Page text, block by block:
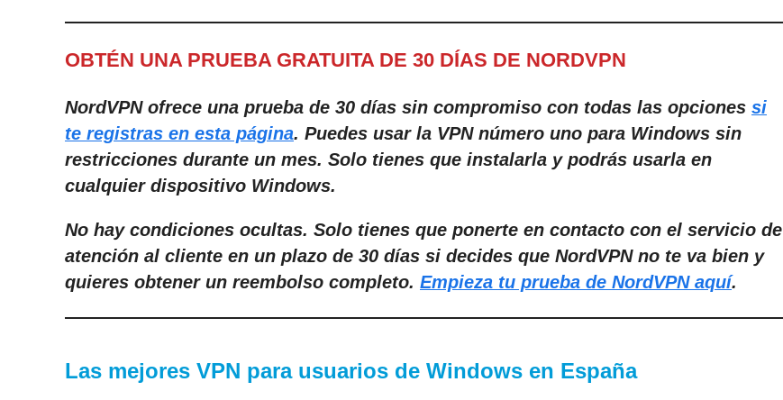
OBTÉN UNA PRUEBA GRATUITA DE 30 DÍAS DE NORDVPN
NordVPN ofrece una prueba de 30 días sin compromiso con todas las opciones si
te registras en esta página. Puedes usar la VPN número uno para Windows sin
restricciones durante un mes. Solo tienes que instalarla y podrás usarla en
cualquier dispositivo Windows.
No hay condiciones ocultas. Solo tienes que ponerte en contacto con el servicio de
atención al cliente en un plazo de 30 días si decides que NordVPN no te va bien y
quieres obtener un reembolso completo. Empieza tu prueba de NordVPN aquí.
Las mejores VPN para usuarios de Windows en España